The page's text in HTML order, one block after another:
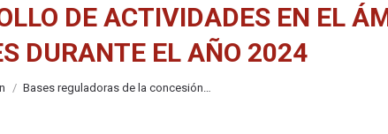
DE ACTIVIDADES EN EL
DURANTE EL AÑO 2024
Bases reguladoras de la concesión…